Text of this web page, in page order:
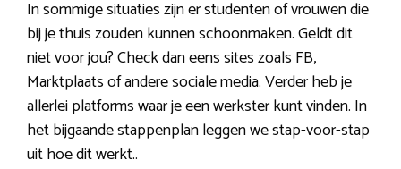
In sommige situaties zijn er studenten of vrouwen die
bij je thuis zouden kunnen schoonmaken. Geldt dit
niet voor jou? Check dan eens sites zoals FB,
Marktplaats of andere sociale media. Verder heb je
allerlei platforms waar je een werkster kunt vinden. In
het bijgaande stappenplan leggen we stap-voor-stap
uit hoe dit werkt..